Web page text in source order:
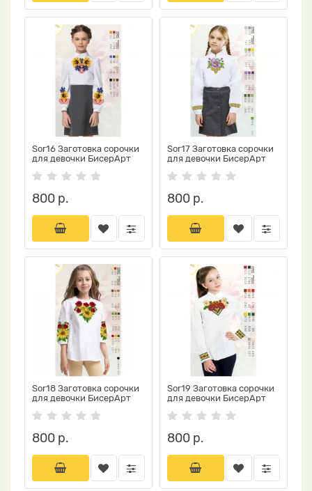
Sor16 Заготовка сорочки
для девочки БисерАрт
800 р.
Sor17 Заготовка сорочки
для девочки БисерАрт
800 р.
Sor18 Заготовка сорочки
для девочки БисерАрт
800 р.
Sor19 Заготовка сорочки
для девочки БисерАрт
800 р.